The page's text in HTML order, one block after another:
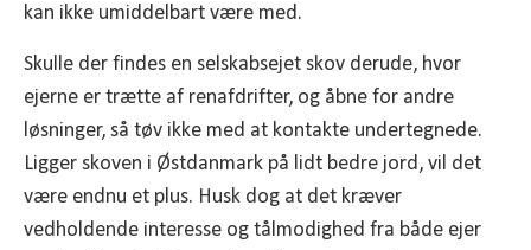
kan ikke umiddelbart være med.
Skulle der findes en selskabsejet skov derude, hvor
ejerne er trætte af renafdrifter, og åbne for andre
løsninger, så tøv ikke med at kontakte undertegnede.
Ligger skoven i Østdanmark på lidt bedre jord, vil det
være endnu et plus. Husk dog at det kræver
vedholdende interesse og tålmodighed fra både ejer